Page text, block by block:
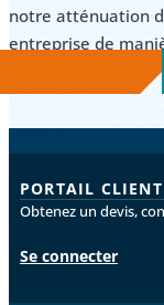
notre atténuation
entreprise de
PORTAIL CLIENT
Obtenez un devis,
Se connecter